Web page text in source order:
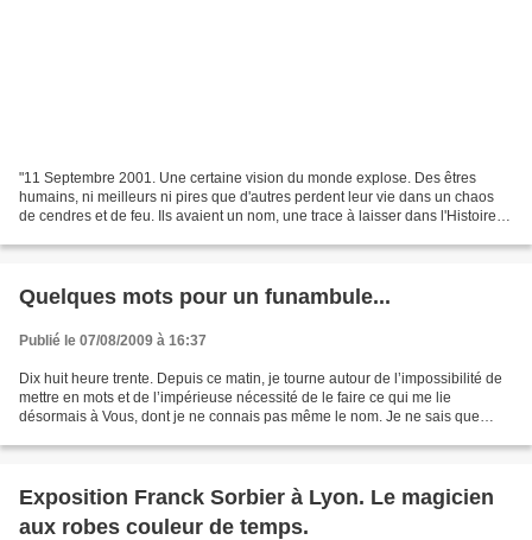
"11 Septembre 2001. Une certaine vision du monde explose. Des êtres
humains, ni meilleurs ni pires que d'autres perdent leur vie dans un chaos
de cendres et de feu. Ils avaient un nom, une trace à laisser dans l'Histoire.
Quelques mots pour un funambule...
Publié le 07/08/2009 à 16:37
Dix huit heure trente. Depuis ce matin, je tourne autour de l’impossibilité de
mettre en mots et de l’impérieuse nécessité de le faire ce qui me lie
désormais à Vous, dont je ne connais pas même le nom. Je ne sais que
Exposition Franck Sorbier à Lyon. Le magicien
aux robes couleur de temps.